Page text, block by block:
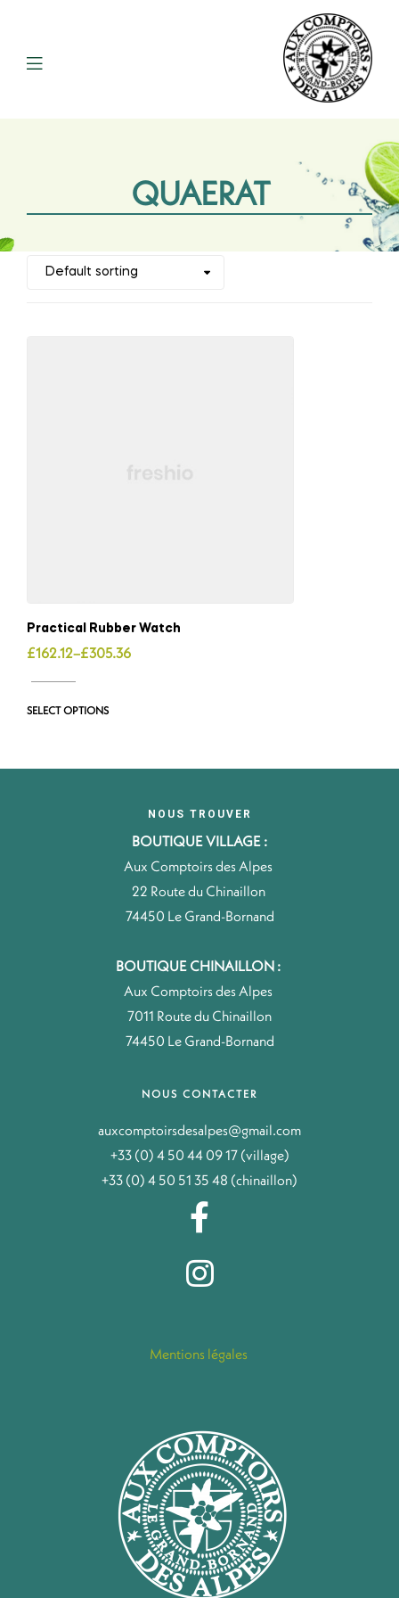
QUAERAT
Practical Rubber Watch
£162.12–£305.36
SELECT OPTIONS
NOUS TROUVER
BOUTIQUE VILLAGE :
Aux Comptoirs des Alpes
22 Route du Chinaillon
74450 Le Grand-Bornand
BOUTIQUE CHINAILLON :
Aux Comptoirs des Alpes
7011 Route du Chinaillon
74450 Le Grand-Bornand
NOUS CONTACTER
auxcomptoirsdesalpes@gmail.com
+33 (0) 4 50 44 09 17 (village)
+33 (0) 4 50 51 35 48 (chinaillon)
Mentions légales